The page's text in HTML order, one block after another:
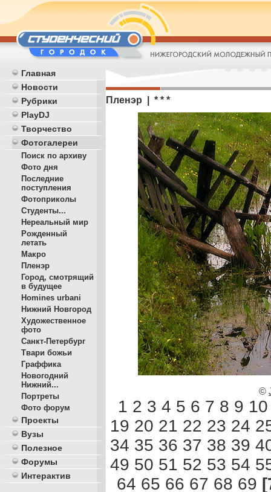
Главная
Новости
Рубрики
PlayDJ
Творчество
Фотогалереи
Поиск по архиву
Фото дня
Последние
поступления
Фотоприколы
Студенты...
Нереальный мир
Рожденный
летать
Макро
Пленэр
Город, смотрящий
в будущее
Homines urbani
Нижний Новгород
Художественное
фото
Санкт-Петербург
Твари божьи
Граффика
Новогодний
Нижний...
Портреты
Фото форум
Проекты
Вузы
Полезное
Форумы
Интерактив
Пленэр | * * *
©
1 2 3 4 5 6 7 8 9 10
19 20 21 22 23 24
34 35 36 37 38 39
49 50 51 52 53 54
64 65 66 67 68 69